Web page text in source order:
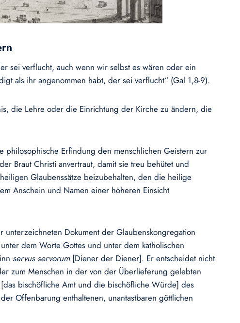
sei verflucht, auch wenn wir selbst es wären oder ein
als ihr angenommen habt, der sei verflucht“ (Gal 1,8-9).
die Lehre oder die Einrichtung der Kirche zu ändern, die
Erfindung den menschlichen Geistern zur
Braut Christi anvertraut, damit sie treu behütet und
Glaubenssätze beizubehalten, den die heilige
Anschein und Namen einer höheren Einsicht
unterzeichneten Dokument der Glaubenskongregation
dem Worte Gottes und unter dem katholischen
servus servorum [Diener der Diener]. Er entscheidet nicht
zum Menschen in der von der Überlieferung gelebten
bischöfliche Amt und die bischöfliche Würde] des
Offenbarung enthaltenen, unantastbaren göttlichen